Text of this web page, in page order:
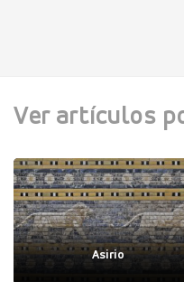
Ver artículos
Asirio